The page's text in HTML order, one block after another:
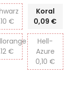
€
Koral
0,09 €
€
Hell-
Azure
0,10 €